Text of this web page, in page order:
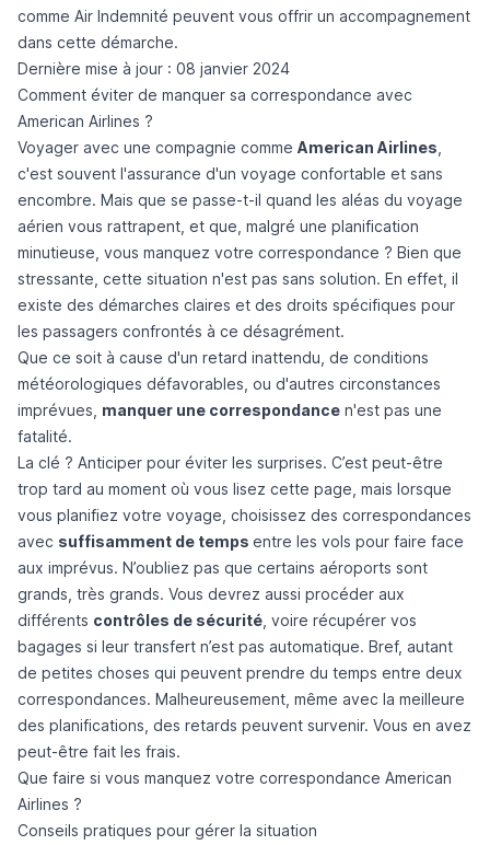
comme Air Indemnité peuvent vous offrir un accompagnement
dans cette démarche.
Dernière mise à jour : 08 janvier 2024
Comment éviter de manquer sa correspondance avec
American Airlines ?
Voyager avec une compagnie comme American Airlines
c'est souvent l'assurance d'un voyage confortable et sans
encombre. Mais que se passe-t-il quand les aléas du voyage
aérien vous rattrapent, et que, malgré une planification
minutieuse, vous manquez votre correspondance ? Bien que
stressante, cette situation n'est pas sans solution. En effet, il
existe des démarches claires et des droits spécifiques pour
les passagers confrontés à ce désagrément.
Que ce soit à cause d'un retard inattendu, de conditions
météorologiques défavorables, ou d'autres circonstances
imprévues, manquer une correspondance n'est pas une
fatalité.
La clé ? Anticiper pour éviter les surprises. C’est peut-être
trop tard au moment où vous lisez cette page, mais lorsque
vous planifiez votre voyage, choisissez des correspondances
avec suffisamment de temps entre les vols pour faire face
aux imprévus. N’oubliez pas que certains aéroports sont
grands, très grands. Vous devrez aussi procéder aux
différents contrôles de sécurité , voire récupérer vos
bagages si leur transfert n’est pas automatique. Bref, autant
de petites choses qui peuvent prendre du temps entre deux
correspondances. Malheureusement, même avec la meilleure
des planifications, des retards peuvent survenir. Vous en avez
peut-être fait les frais.
Que faire si vous manquez votre correspondance American
Airlines ?
Conseils pratiques pour gérer la situation